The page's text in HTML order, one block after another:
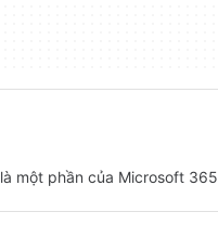
một phần của Microsoft 365